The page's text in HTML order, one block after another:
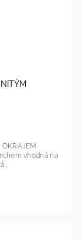
vhodná na
černá...